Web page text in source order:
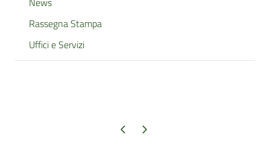
Rassegna Stampa
Uffici e Servizi
Pagina precedente
Pagina successiva